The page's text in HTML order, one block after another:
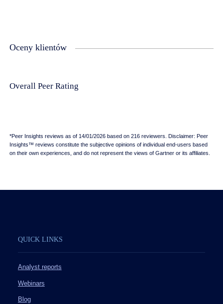
Oceny klientów
Overall Peer Rating
*Peer Insights reviews as of 14/01/2026 based on 216 reviewers. Disclaimer: Peer
Insights™ reviews constitute the subjective opinions of individual end-users based
on their own experiences, and do not represent the views of Gartner or its affiliates.
QUICK LINKS
Analyst reports
Webinars
Blog